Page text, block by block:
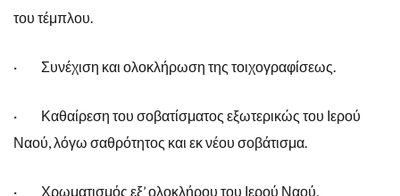
του τέμπλου.
· Συνέχιση και ολοκλήρωση της τοιχογραφίσεως.
· Καθαίρεση του σοβατίσματος εξωτερικώς του Ιερού
Ναού, λόγω σαθρότητος και εκ νέου σοβάτισμα.
· Χρωματισμός εξ’ ολοκλήρου του Ιερού Ναού,